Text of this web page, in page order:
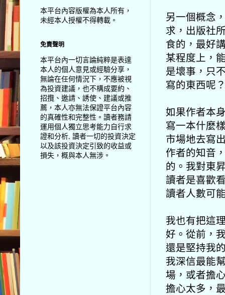
另一個概念
求，出版社
食的，最好
某程度上，
是壞事，只
寫的東西呢
如果作者本
寫一本什麼
市場地去寫
作者的知音
的。我對東
讀者是喜歡
讀者人數可
我也有把這
好。從前，
還是堅持我
我深信最能
場，或者擔
擔心太多，
本平台內容版權為本人所有，
未經本人授權不得轉載。
免責聲明
本平台內一切言論純粹是表達
本人的個人意見或經驗分享，
無論在任何情況下，不應被視
為投資建議，也不構成要約、
招攬、邀請、誘使、建議或推
薦，本人亦無法保證平台內容
的真確性和完整性。讀者務請
運用個人獨立思考能力自行求
證和分析, 讀者一切的投資決定
以及該投資決定引致的收益或
損失，概與本人無涉。